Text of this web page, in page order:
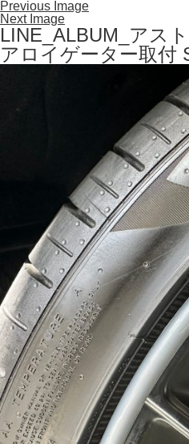
Previous Image
Next Image
LINE_ALBUM_アス
アロイゲーター取付